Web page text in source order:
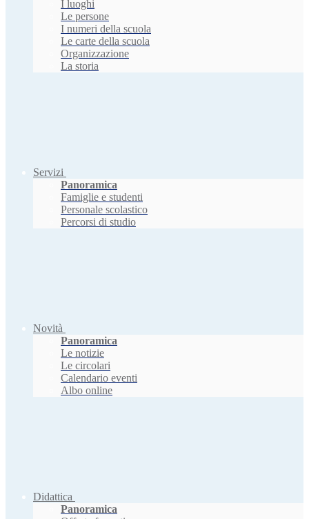
I luoghi
Le persone
I numeri della scuola
Le carte della scuola
Organizzazione
La storia
Servizi
Panoramica
Famiglie e studenti
Personale scolastico
Percorsi di studio
Novità
Panoramica
Le notizie
Le circolari
Calendario eventi
Albo online
Didattica
Panoramica